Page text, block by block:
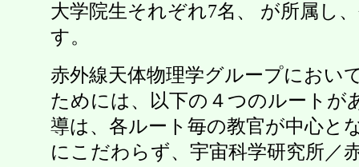
大学院生それぞれ7名、 が所属し
す。
赤外線天体物理学グループにおい
ためには、以下の４つのルートが
導は、各ルート毎の教官が中心と
にこだわらず、宇宙科学研究所／